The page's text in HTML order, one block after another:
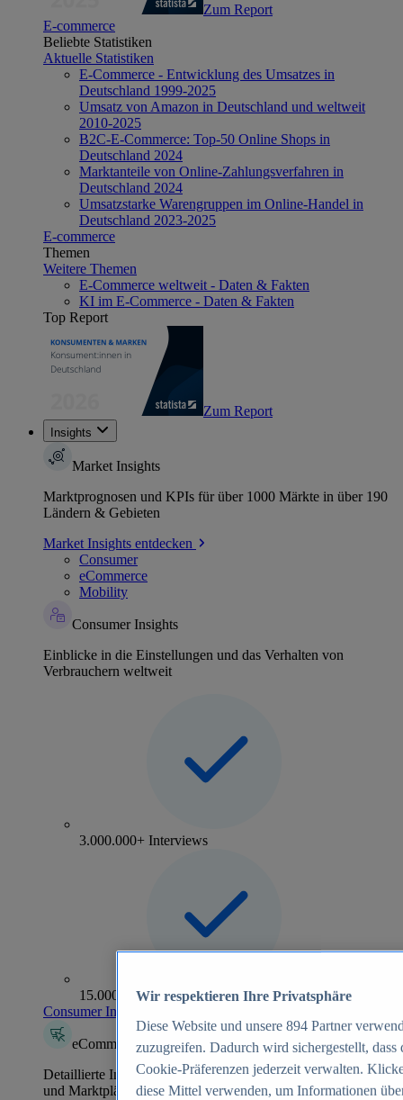
Zum Report
E-commerce
Beliebte Statistiken
Aktuelle Statistiken
E-Commerce - Entwicklung des Umsatzes in
Deutschland 1999-2025
Umsatz von Amazon in Deutschland und weltweit
2010-2025
B2C-E-Commerce: Top-50 Online Shops in
Deutschland 2024
Marktanteile von Online-Zahlungsverfahren in
Deutschland 2024
Umsatzstarke Warengruppen im Online-Handel in
Deutschland 2023-2025
E-commerce
Themen
Weitere Themen
E-Commerce weltweit - Daten & Fakten
KI im E-Commerce - Daten & Fakten
Top Report
Zum Report
Insights
Market Insights
Marktprognosen und KPIs für über 1000 Märkte in über 190
Ländern & Gebieten
Market Insights entdecken
Consumer
eCommerce
Mobility
Consumer Insights
Einblicke in die Einstellungen und das Verhalten von
Verbrauchern weltweit
3.000.000+ Interviews
15.000+ Marken
Consumer Insights entdecken
eCommerce Insights
Detaillierte Informationen zu mehr als 39.000 Online-Shops
und Marktplätzen
Wir respektieren Ihre Privatsphäre
Diese Website und unsere 894 Partner
zuzugreifen. Dadurch wird sichergestellt,
Cookie-Präferenzen jederzeit verwalten.
diese Mittel verwenden, um Informationen